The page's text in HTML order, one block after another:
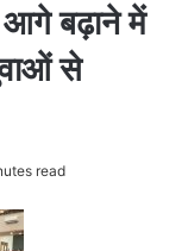
आगे बढ़ाने में
से
read